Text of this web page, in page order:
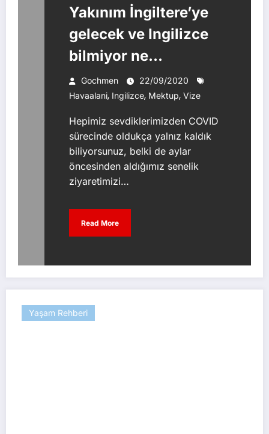
Yakınım İngiltere’ye
gelecek ve Ingilizce
bilmiyor ne
yapmalıyım
Gochmen
22/09/2020
Havaalani, Ingilizce, Mektup, Vize
Hepimiz sevdiklerimizden COVID
sürecinde oldukça yalnız kaldık
biliyorsunuz, belki de aylar
öncesinden aldığımız senelik
ziyaretimizi…
Read More
Yaşam Rehberi